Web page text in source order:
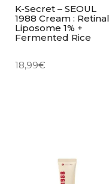
K-Secret – SEOUL
1988 Cream : Retinal
Liposome 1% +
Fermented Rice
18,99€